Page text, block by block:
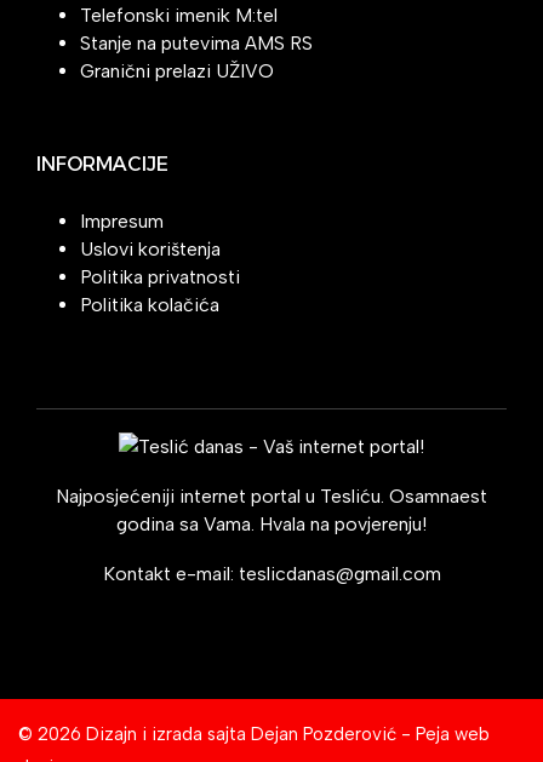
Telefonski imenik M:tel
Stanje na putevima AMS RS
Granični prelazi UŽIVO
INFORMACIJE
Impresum
Uslovi korištenja
Politika privatnosti
Politika kolačića
Najposjećeniji internet portal u Tesliću. Osamnaest
godina sa Vama. Hvala na povjerenju!
Kontakt e-mail: teslicdanas@gmail.com
© 2026 Dizajn i izrada sajta Dejan Pozderović - Peja web